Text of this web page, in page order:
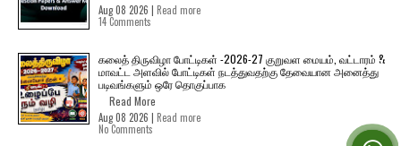
Aug 08 2026 | Read more
14 Comments
கலைத் திருவிழா போட்டிகள் -2026-27 குறுவள மையம், வட்டாரம் &
மாவட்ட அளவில் போட்டிகள் நடத்துவதற்கு தேவையான அனைத்து
படிவங்களும் ஒரே தொகுப்பாக
Read More
Aug 08 2026 | Read more
No Comments